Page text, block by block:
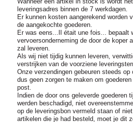
Wanneer een artikel in stock is wordt
leveringsadres binnen de 7 werkdagen.
Er kunnen kosten aangerekend worden
de aangekochte goederen.
Er was eens...Il était une fois... bepaalt
vervoersonderneming de door de koper
zal leveren.
Als wij niet tijdig kunnen leveren,
verstrijken van de voorziene
Onze verzendingen gebeuren steeds
dus geen zorgen te maken om
post.
Indien de door ons geleverde goederen
werden beschadigd, niet
op de leveringsbon vermeld staan of
artikelen die je had besteld, moet je dit